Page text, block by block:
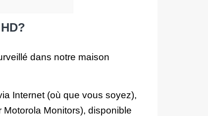
dans notre maison
Internet (où que vous soyez),
Monitors), disponible